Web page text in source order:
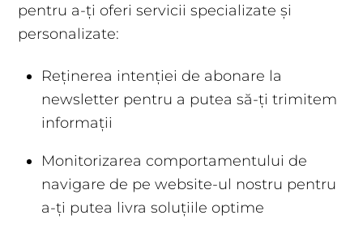
pentru a-ți oferi servicii specializate și
personalizate:
Reținerea intenției de abonare la
newsletter pentru a putea să-ți trimitem
informații
Monitorizarea comportamentului de
navigare de pe website-ul nostru pentru
a-ți putea livra soluțiile optime